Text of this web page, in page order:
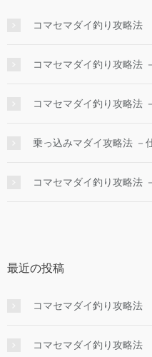
コマセマダイ釣り攻略法
コマセマダイ釣り攻略法
コマセマダイ釣り攻略法
乗っ込みマダイ攻略法 －
コマセマダイ釣り攻略法
最近の投稿
コマセマダイ釣り攻略法
コマセマダイ釣り攻略法